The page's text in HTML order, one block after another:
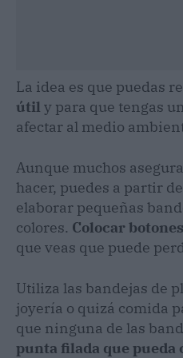
La idea es que puedas
útil y para que tengas
afectar al medio
Aunque muchos
hacer, puedes a partir
elaborar pequeñas
colores. Colocar
que veas que puede
Utiliza las bandejas de
joyería o quizá comida
que ninguna de las
punta filada que pueda